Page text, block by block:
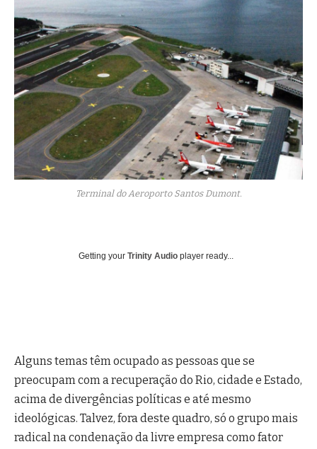
Terminal do Aeroporto Santos Dumont.
Getting your Trinity Audio player ready...
Alguns temas têm ocupado as pessoas que se
preocupam com a recuperação do Rio, cidade e Estado,
acima de divergências políticas e até mesmo
ideológicas. Talvez, fora deste quadro, só o grupo mais
radical na condenação da livre empresa como fator